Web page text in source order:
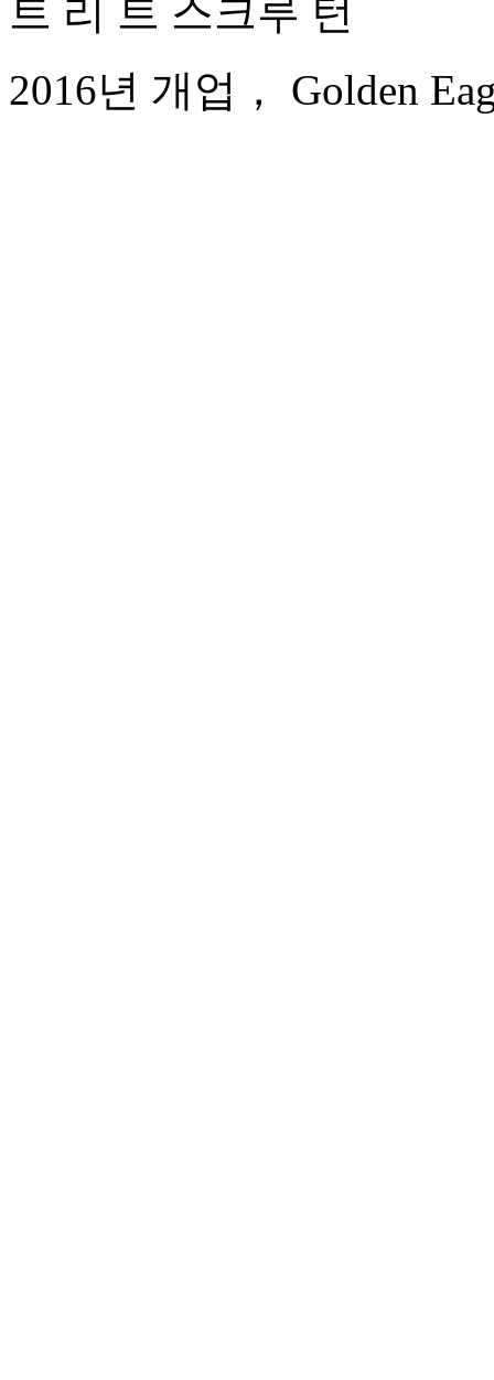
트 리 트 스크루 턴
2016년 개업， Golden